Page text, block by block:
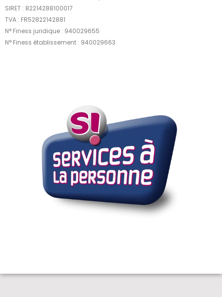
SIRET : 82214288100017
TVA : FR52822142881
N° Finess juridique : 940029655
N° Finess établissement : 940029663